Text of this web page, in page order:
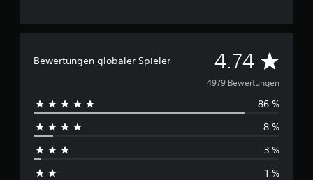
Bewertungen globaler Spieler 4.74 D
u
r
c
4979 Bewertungen
86 %
8 %
3 %
1 %